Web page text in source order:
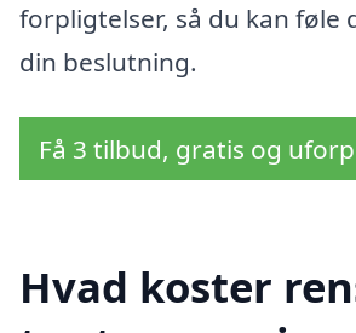
forpligtelser, så du kan føle
din beslutning.
Få 3 tilbud, gratis og
Hvad koster